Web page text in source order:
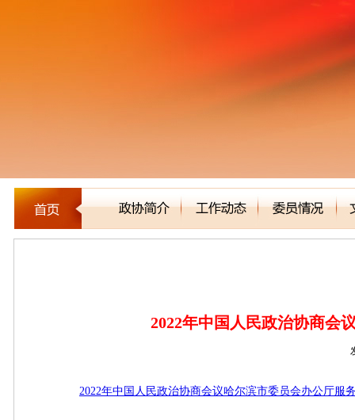
2022年中国人民政治协商会
2022年中国人民政治协商会议哈尔滨市委员会办公厅服